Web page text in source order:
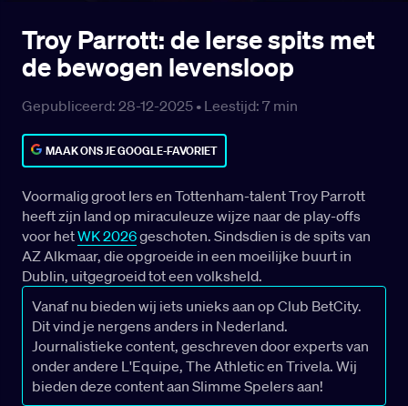
Troy Parrott: de Ierse spits met
de bewogen levensloop
Gepubliceerd: 28-12-2025 • Leestijd: 7 min
MAAK ONS JE GOOGLE-FAVORIET
Voormalig groot Iers en Tottenham-talent Troy Parrott
heeft zijn land op miraculeuze wijze naar de play-offs
voor hetWK 2026geschoten. Sindsdien is de spits van
AZ Alkmaar, die opgroeide in een moeilijke buurt in
Dublin, uitgegroeid tot een volksheld.
Vanaf nu bieden wij iets unieks aan op Club BetCity.
Dit vind je nergens anders in Nederland.
Journalistieke content, geschreven door experts van
onder andere L'Equipe, The Athletic en Trivela. Wij
bieden deze content aan Slimme Spelers aan!